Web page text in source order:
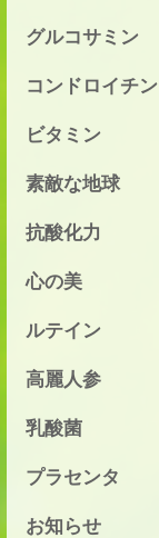
グルコサミン
コンドロイチン
ビタミン
素敵な地球
抗酸化力
心の美
ルテイン
高麗人参
乳酸菌
プラセンタ
お知らせ